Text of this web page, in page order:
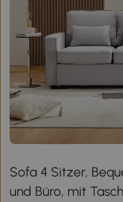
Sofa 4 Sitzer,
und Büro, mit